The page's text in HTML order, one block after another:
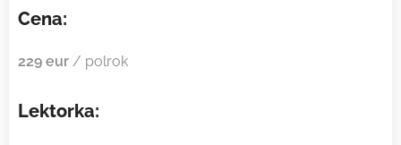
Cena:
229 eur / polrok
Lektorka: